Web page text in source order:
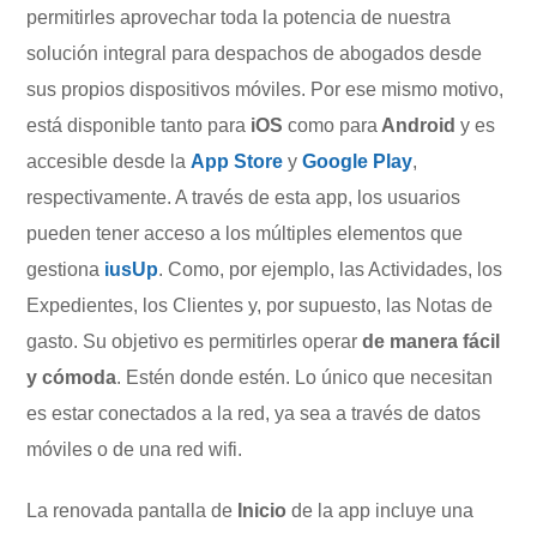
permitirles aprovechar toda la potencia de nuestra
solución integral para despachos de abogados desde
sus propios dispositivos móviles. Por ese mismo motivo,
está disponible tanto para iOS como para Android y es
accesible desde la App Store yGoogle Play,
respectivamente. A través de esta app, los usuarios
pueden tener acceso a los múltiples elementos que
gestiona iusUp. Como, por ejemplo, las Actividades, los
Expedientes, los Clientes y, por supuesto, las Notas de
gasto. Su objetivo es permitirles operarde manera fácil
y cómoda. Estén donde estén. Lo único que necesitan
es estar conectados a la red, ya sea a través de datos
móviles o de una red wifi.
La renovada pantalla de Iniciode la app incluye una